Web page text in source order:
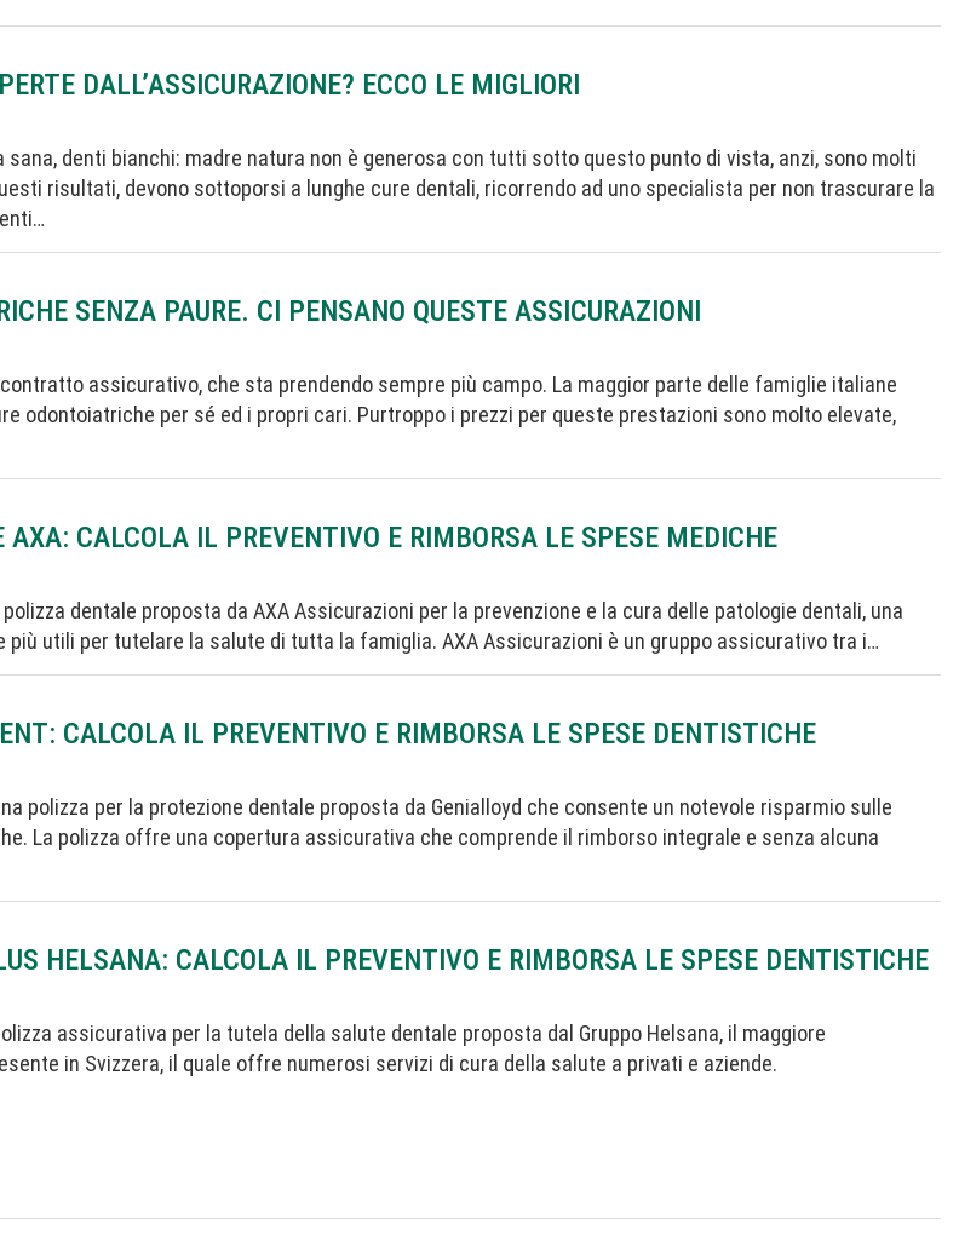
DALL’ASSICURAZIONE? ECCO LE MIGLIORI
sana, denti bianchi: madre natura non è generosa con tutti sotto questo punto di vista, anzi, sono molti
risultati, devono sottoporsi a lunghe cure dentali, ricorrendo ad uno specialista per non trascurare la
SENZA PAURE. CI PENSANO QUESTE ASSICURAZIONI
assicurativo, che sta prendendo sempre più campo. La maggior parte delle famiglie italiane
odontoiatriche per sé ed i propri cari. Purtroppo i prezzi per queste prestazioni sono molto elevate,
CALCOLA IL PREVENTIVO E RIMBORSA LE SPESE MEDICHE
dentale proposta da AXA Assicurazioni per la prevenzione e la cura delle patologie dentali, una
più utili per tutelare la salute di tutta la famiglia. AXA Assicurazioni è un gruppo assicurativo tra i…
CALCOLA IL PREVENTIVO E RIMBORSA LE SPESE DENTISTICHE
polizza per la protezione dentale proposta da Genialloyd che consente un notevole risparmio sulle
La polizza offre una copertura assicurativa che comprende il rimborso integrale e senza alcuna
HELSANA: CALCOLA IL PREVENTIVO E RIMBORSA LE SPESE DENTISTICHE
assicurativa per la tutela della salute dentale proposta dal Gruppo Helsana, il maggiore
in Svizzera, il quale offre numerosi servizi di cura della salute a privati e aziende.